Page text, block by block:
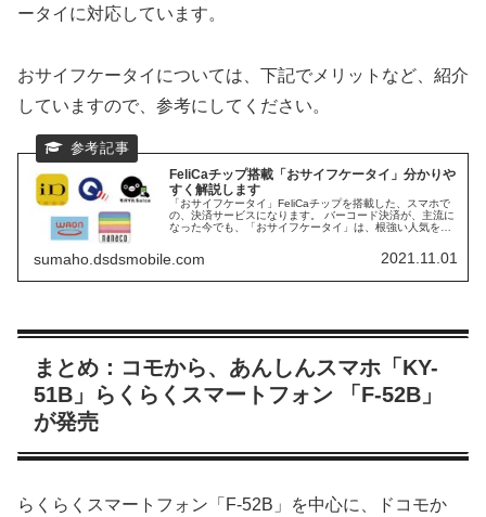
ータイに対応しています。
おサイフケータイについては、下記でメリットなど、紹介
していますので、参考にしてください。
FeliCaチップ搭載「おサイフケータイ」分かりや
すく解説します
「おサイフケータイ」FeliCaチップを搭載した、スマホで
の、決済サービスになります。 バーコード決済が、主流に
なった今でも、「おサイフケータイ」は、根強い人気を誇
タイ」の、人気の秘密に迫ります。 2022年6月に、今まで
搭載してこなかった、モトローラも、おサイフケータイを
sumaho.dsdsmobile.com 2021.11.01
まとめ：コモから、あんしんスマホ「KY-
51B」らくらくスマートフォン 「F-52B」
が発売
らくらくスマートフォン「F-52B」を中心に、ドコモか